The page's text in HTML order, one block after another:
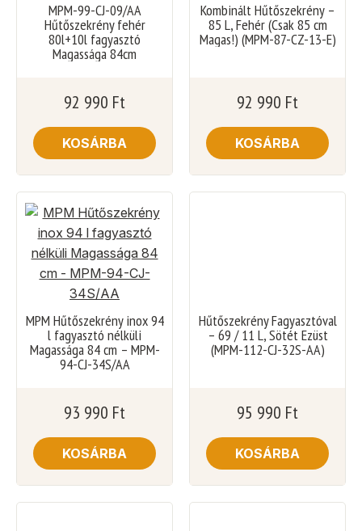
MPM-99-CJ-09/AA
Hűtőszekrény fehér
80l+10l fagyasztó
Magassága 84cm
92 990 Ft
KOSÁRBA
Kombinált Hűtőszekrény –
85 L, Fehér (Csak 85 cm
Magas!) (MPM-87-CZ-13-E)
92 990 Ft
KOSÁRBA
MPM Hűtőszekrény inox 94
l fagyasztó nélküli
Magassága 84 cm – MPM-
94-CJ-34S/AA
93 990 Ft
KOSÁRBA
Hűtőszekrény Fagyasztóval
– 69 / 11 L, Sötét Ezüst
(MPM-112-CJ-32S-AA)
95 990 Ft
KOSÁRBA